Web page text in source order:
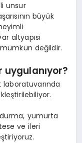
unsur
büyük
altyapısı
değildir.
yumurta
ve ileri